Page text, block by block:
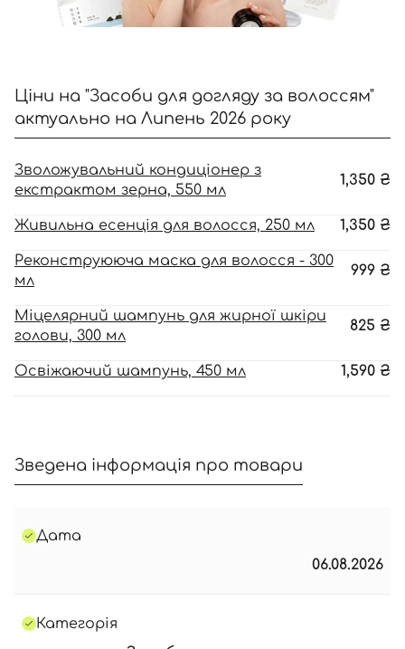
Ціни на "Засоби для догляду за волоссям"
актуально на Липень 2026 року
Зволожувальний кондиціонер з
екстрактом зерна, 550 мл
1,350 ₴
Живильна есенція для волосся, 250 мл 1,350 ₴
Реконструююча маска для волосся - 300
мл
999 ₴
Міцелярний шампунь для жирної шкіри
голови, 300 мл
825 ₴
Освіжаючий шампунь, 450 мл 1,590 ₴
Зведена інформація про товари
Дата
06.08.2026
Категорія
Номер телефону
Відправляючи форму для авторизації/реєстрації ви
приймаєте умови Угоди користувача